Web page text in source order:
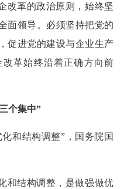
改革的政治原则，始终坚
面领导。必须坚持把党的
促进党的建设与企业生产
革始终沿着正确方向前
个集中”
和结构调整”，国务院国
和结构调整，是做强做优